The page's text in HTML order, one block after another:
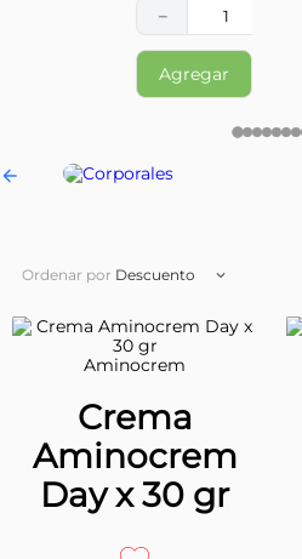
－
Agregar
Ordenar por Descuento
Aminocrem
Crema
Aminocrem
Day x 30 gr